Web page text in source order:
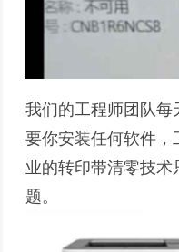
我们的工程师团队
要你安装任何软件
业的转印带清零技
题。